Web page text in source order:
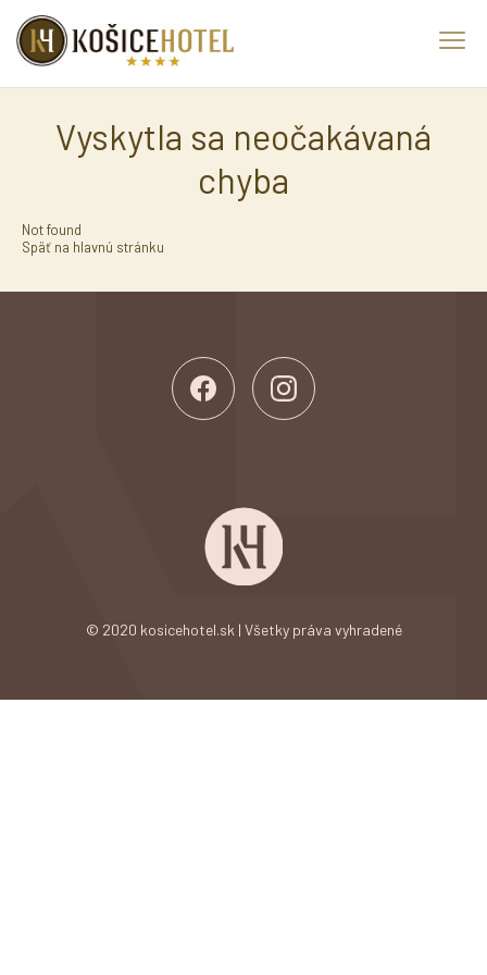
Vyskytla sa neočakávaná
chyba
Not found
Späť na hlavnú stránku
© 2020 kosicehotel.sk | Všetky práva vyhradené